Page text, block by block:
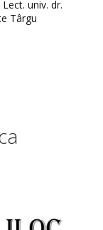
univ. dr.
Târgu